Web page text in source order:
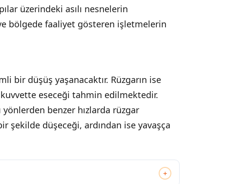
üzerindeki asılı nesnelerin
bölgede faaliyet gösteren işletmelerin
bir düşüş yaşanacaktır. Rüzgarın ise
eseceği tahmin edilmektedir.
benzer hızlarda rüzgar
şekilde düşeceği, ardından ise yavaşça
+